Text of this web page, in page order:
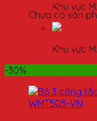
Chưa có sản
Khu vực
Khu vực
-30%